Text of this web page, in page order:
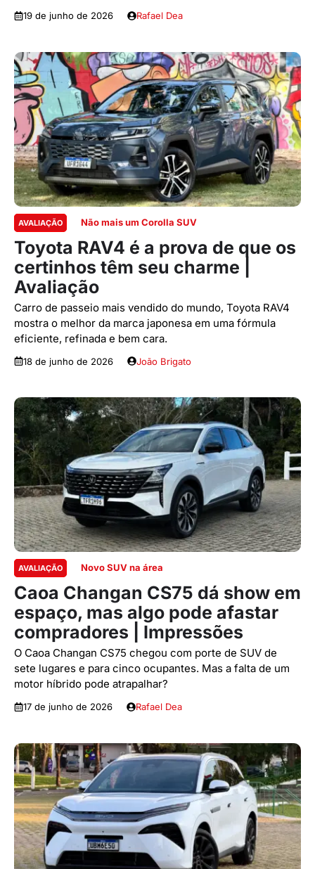
19 de junho de 2026 Rafael Dea
AVALIAÇÃO Não mais um Corolla SUV
Toyota RAV4 é a prova de que os
certinhos têm seu charme |
Avaliação
Carro de passeio mais vendido do mundo, Toyota RAV4
mostra o melhor da marca japonesa em uma fórmula
eficiente, refinada e bem cara.
18 de junho de 2026 João Brigato
AVALIAÇÃO Novo SUV na área
Caoa Changan CS75 dá show em
espaço, mas algo pode afastar
compradores | Impressões
O Caoa Changan CS75 chegou com porte de SUV de
sete lugares e para cinco ocupantes. Mas a falta de um
motor híbrido pode atrapalhar?
17 de junho de 2026 Rafael Dea